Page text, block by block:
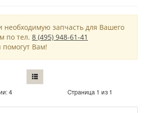
запчасть для Вашего
по тел. 8 (495) 948-61-41
Вам!
4 Страница 1 из 1